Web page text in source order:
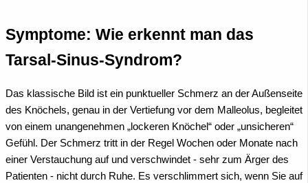
Symptome: Wie erkennt man das
Tarsal-Sinus-Syndrom?
Das klassische Bild ist ein punktueller Schmerz an der Außenseite
des Knöchels, genau in der Vertiefung vor dem Malleolus, begleitet
von einem unangenehmen „lockeren Knöchel“ oder „unsicheren“
Gefühl. Der Schmerz tritt in der Regel Wochen oder Monate nach
einer Verstauchung auf und verschwindet - sehr zum Ärger des
Patienten - nicht durch Ruhe. Es verschlimmert sich, wenn Sie auf